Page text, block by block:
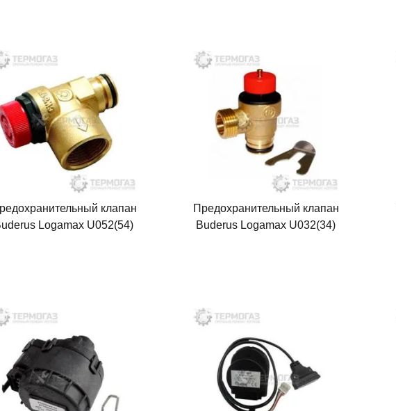
клапан
Logamax U052(54)
Предохранительный клапан
Buderus Logamax U032(34)